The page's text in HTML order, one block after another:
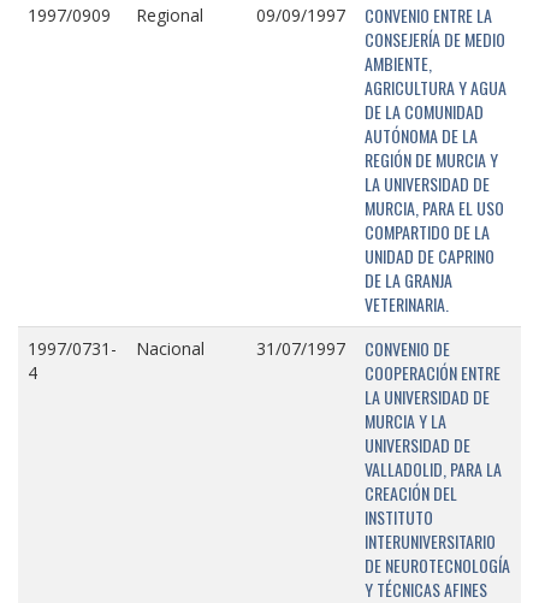
1997/0909 Regional 09/09/1997
CONVENIO ENTRE LA
CONSEJERÍA DE MEDIO
AMBIENTE,
AGRICULTURA Y AGUA
DE LA COMUNIDAD
AUTÓNOMA DE LA
REGIÓN DE MURCIA Y
LA UNIVERSIDAD DE
MURCIA, PARA EL USO
COMPARTIDO DE LA
UNIDAD DE CAPRINO
DE LA GRANJA
VETERINARIA.
1997/0731-
4
Nacional 31/07/1997
CONVENIO DE
COOPERACIÓN ENTRE
LA UNIVERSIDAD DE
MURCIA Y LA
UNIVERSIDAD DE
VALLADOLID, PARA LA
CREACIÓN DEL
INSTITUTO
INTERUNIVERSITARIO
DE NEUROTECNOLOGÍA
Y TÉCNICAS AFINES